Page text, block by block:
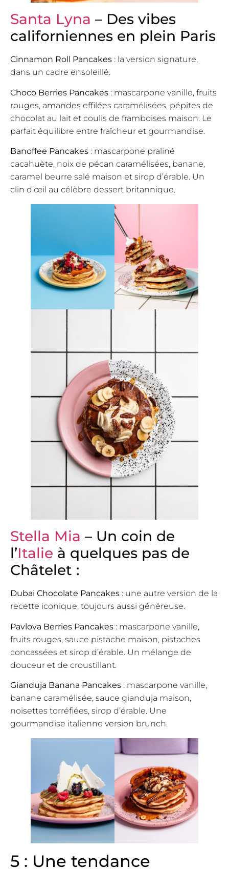
Santa Lyna – Des vibes
californiennes en plein Paris
Cinnamon Roll Pancakes : la version signature,
dans un cadre ensoleillé.
Choco Berries Pancakes : mascarpone vanille, fruits
rouges, amandes effilées caramélisées, pépites de
chocolat au lait et coulis de framboises maison. Le
parfait équilibre entre fraîcheur et gourmandise.
Banoffee Pancakes : mascarpone praliné
cacahuète, noix de pécan caramélisées, banane,
caramel beurre salé maison et sirop d’érable. Un
clin d’œil au célèbre dessert britannique.
Stella Mia – Un coin de
l’Italie à quelques pas de
Châtelet :
Dubai Chocolate Pancakes : une autre version de la
recette iconique, toujours aussi généreuse.
Pavlova Berries Pancakes : mascarpone vanille,
fruits rouges, sauce pistache maison, pistaches
concassées et sirop d’érable. Un mélange de
douceur et de croustillant.
Gianduja Banana Pancakes : mascarpone vanille,
banane caramélisée, sauce gianduja maison,
noisettes torréfiées, sirop d’érable. Une
gourmandise italienne version brunch.
5 : Une tendance